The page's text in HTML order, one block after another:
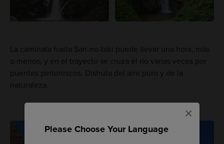
Please Choose Your Language
×
La caminata hasta San-no-taki puede llevar una hora, más
o menos, y en el trayecto se cruza el río varias veces por
puentes pintorescos. Disfruta del aire puro y de la
naturaleza.